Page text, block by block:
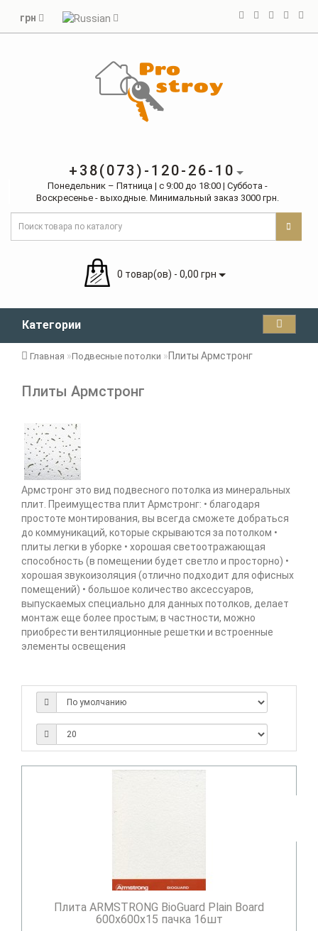
грн
+38(073)-120-26-10
Понедельник – Пятница | с 9:00 до 18:00 | Суббота -
Воскресенье - выходные. Минимальный заказ 3000 грн.
0 товар(ов) - 0,00 грн
Категории
Главная Подвесные потолки Плиты Армстронг
Плиты Армстронг
Армстронг это вид подвесного потолка из минеральных
плит. Преимущества плит Армстронг: • благодаря
простоте монтирования, вы всегда сможете добраться
до коммуникаций, которые скрываются за потолком •
плиты легки в уборке • хорошая светоотражающая
способность (в помещении будет светло и просторно) •
хорошая звукоизоляция (отлично подходит для офисных
помещений) • большое количество аксессуаров,
выпускаемых специально для данных потолков, делает
монтаж еще более простым; в частности, можно
приобрести вентиляционные решетки и встроенные
элементы освещения
Плита ARMSTRONG BioGuard Plain Board
600х600х15 пачка 16шт